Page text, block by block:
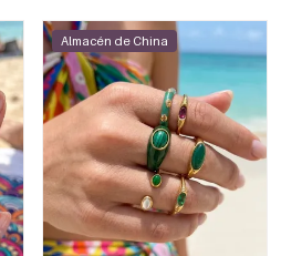
Almacén de China